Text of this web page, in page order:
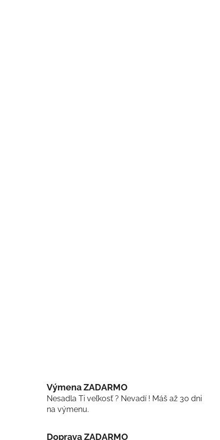
Výmena ZADARMO
Nesadla Ti veľkosť ? Nevadí ! Máš až 30 dni
na výmenu.
Doprava ZADARMO